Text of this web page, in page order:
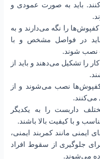
باید به صورت عمودی و
را نگه می‌دارند و به
در فواصل مشخص و با
نصب شوند.
را تشکیل می‌دهند و باید از
کفپوش‌ها نصب می‌شوند و از
می‌کنند.
داربست را به یکدیگر
و با کیفیت بالا باشند.
ایمنی مانند کمربند ایمنی،
جلوگیری از سقوط افراد
می‌شوند.